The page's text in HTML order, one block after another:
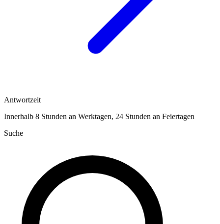
Antwortzeit
Innerhalb 8 Stunden an Werktagen, 24 Stunden an Feiertagen
Suche